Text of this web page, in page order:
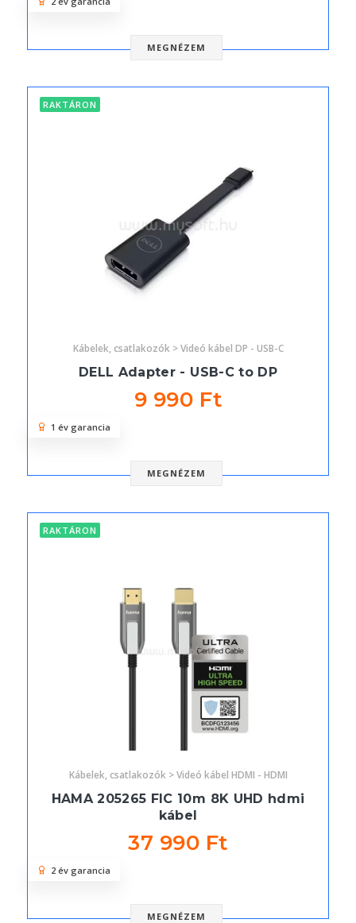
MEGNÉZEM
RAKTÁRON
Kábelek, csatlakozók > Videó kábel DP - USB-C
DELL Adapter - USB-C to DP
9 990 Ft
MEGNÉZEM
1 év garancia
RAKTÁRON
Kábelek, csatlakozók > Videó kábel HDMI - HDMI
HAMA 205265 FIC 10m 8K UHD hdmi
kábel
37 990 Ft
MEGNÉZEM
2 év garancia